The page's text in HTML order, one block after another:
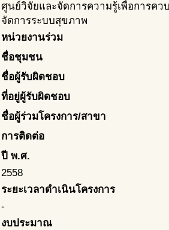
ศูนย์วิจัยและจัดการความรู้เพื่อการค
จัดการระบบสุขภาพ
หน่วยงานร่วม
ชื่อชุมชน
ชื่อผู้รับผิดชอบ
ที่อยู่ผู้รับผิดชอบ
ชื่อผู้ร่วมโครงการ/สาขา
การติดต่อ
ปี พ.ศ.
2558
ระยะเวลาดำเนินโครงการ
-
งบประมาณ